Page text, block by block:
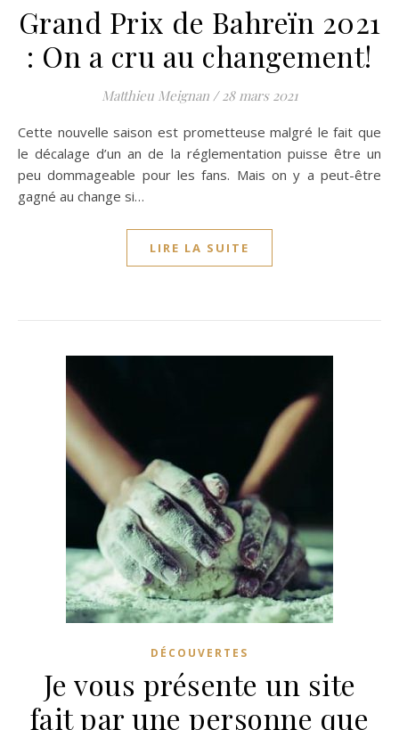
Grand Prix de Bahreïn 2021
: On a cru au changement!
Matthieu Meignan / 28 mars 2021
Cette nouvelle saison est prometteuse malgré le fait que
le décalage d’un an de la réglementation puisse être un
peu dommageable pour les fans. Mais on y a peut-être
gagné au change si…
LIRE LA SUITE
DÉCOUVERTES
Je vous présente un site
fait par une personne que